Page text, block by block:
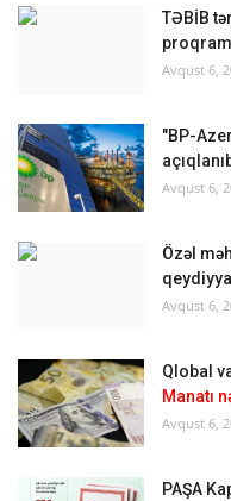
TƏBİB
Avqust 6,
"BP-
Avqust 6,
Özəl
Avqust 6,
Qlobal
Manatı
Avqust 6,
PAŞA